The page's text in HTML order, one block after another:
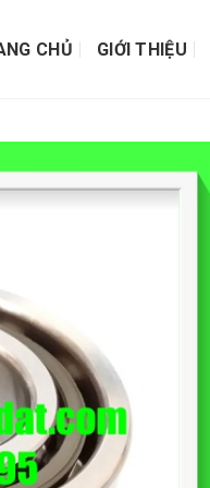
CHỦ GIỚI THIỆU